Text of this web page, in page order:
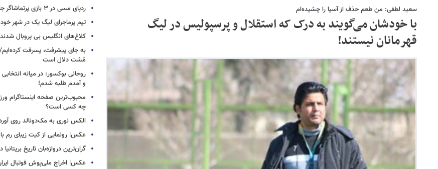
سعید لطفی: من طعم حذف از آسیا را چشیده‌ام
با خودشان می‌گویند به درک که استقلال و پرسپولیس در لیگ
قهرمانان نیستند!
ردپای مسی در ۳ بازی پرتماشاگر جام‌جهانی!
تیم پرماجرای لیگ یک در شهر
کلاغ‌های انگلیس بی پروبال شدند
به جای پیشرفت، پسرفت
مُشت دلال است
روحانی بوکسور: در میانه
و آمدم طلبه شدم!
محبوب‌ترین صفحه اینستاگرام
چه کسی است؟
الکس نوری به مک‌دونالد روی
عکس| رونمایی از کیت زیبای رم
گران‌ترین دروازه‌بان تاریخ
عکس| اخراج ملی‌پوش فوتبال ایران در 12